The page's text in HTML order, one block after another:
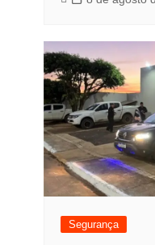
Segurança